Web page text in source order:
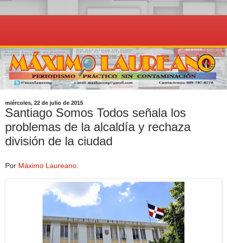
miércoles, 22 de julio de 2015
Santiago Somos Todos señala los
problemas de la alcaldía y rechaza
división de la ciudad
Por Máximo Laureano